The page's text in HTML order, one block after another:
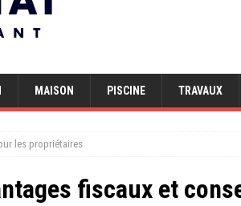
MAISON PISCINE TRAVAUX
les propriétaires
fiscaux et